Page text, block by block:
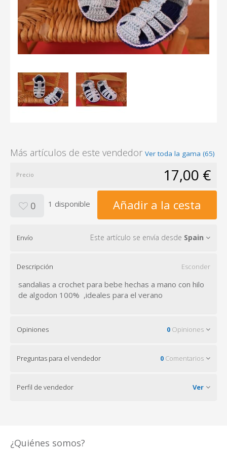
Más artículos de este vendedor Ver toda la gama (65)
Precio 17,00 €
0 1 disponible Añadir a la cesta
Envío Este artículo se envía desde Spain
Descripción Esconder
sandalias a crochet para bebe hechas a mano con hilo
de algodon 100% ,ideales para el verano
Opiniones 0 Opiniones
Preguntas para el vendedor 0 Comentarios
Perfil de vendedor Ver
¿Quiénes somos?